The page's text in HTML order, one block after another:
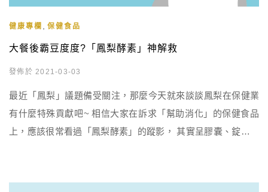
健康專欄 保健食品
大餐後霸豆度度?「鳳梨酵素」神解救
發佈於 2021-03-03
最近「鳳梨」議題備受關注，那麼今天就來談談鳳梨在保健業
有什麼特殊貢獻吧~ 相信大家在訴求「幫助消化」的保健食品
上，應該很常看過「鳳梨酵素」的蹤影， 其實呈膠囊、錠劑、
要的成分則為蛋白酶，可協助分解食物中蛋白質。 因此若在大